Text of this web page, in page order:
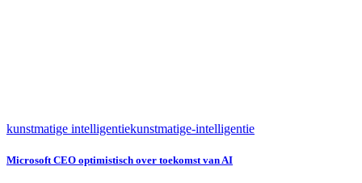
kunstmatige intelligentiekunstmatige-intelligentie
Microsoft CEO optimistisch over toekomst van AI